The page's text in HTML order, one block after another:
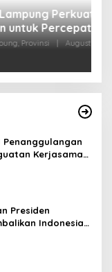
TBC di
Kerjasama
Ulama
Presiden
Indonesia